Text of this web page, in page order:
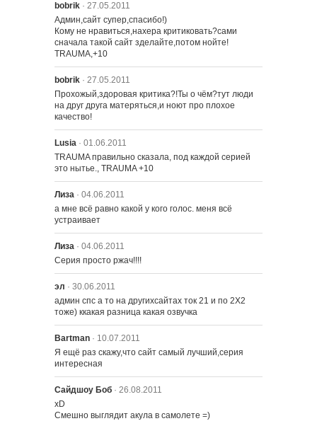
bobrik · 27.05.2011
Админ,сайт супер,спасибо!)
Кому не нравиться,нахера критиковать?сами
сначала такой сайт зделайте,потом нойте!
TRAUMA,+10
bobrik · 27.05.2011
Прохожый,здоровая критика?!Ты о чём?тут люди
на друг друга матеряться,и ноют про плохое
качество!
Lusia · 01.06.2011
TRAUMA правильно сказала, под каждой серией
это нытье., TRAUMA +10
Лиза · 04.06.2011
а мне всё равно какой у кого голос. меня всё
устраивает
Лиза · 04.06.2011
Серия просто ржач!!!!
эл · 30.06.2011
админ спс а то на другихсайтах ток 21 и по 2Х2
тоже) ккакая разница какая озвучка
Bartman · 10.07.2011
Я ещё раз скажу,что сайт самый лучший,серия
интересная
Сайдшоу Боб · 26.08.2011
xD
Смешно выглядит акула в самолете =)